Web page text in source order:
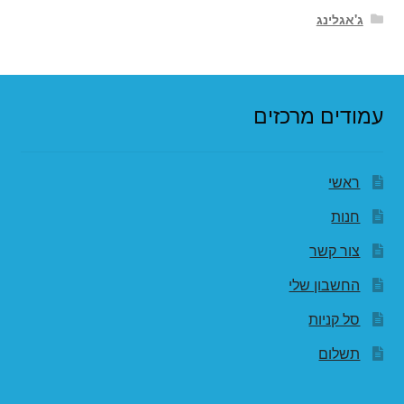
ג'אגלינג
עמודים מרכזים
ראשי
חנות
צור קשר
החשבון שלי
סל קניות
תשלום